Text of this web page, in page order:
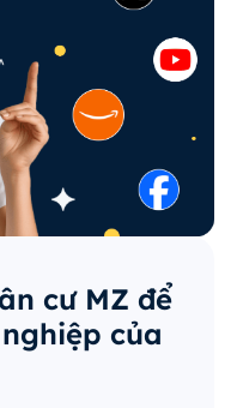
cư MZ để
của